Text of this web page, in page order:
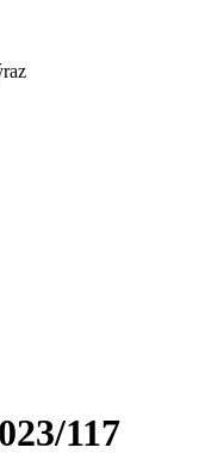
117